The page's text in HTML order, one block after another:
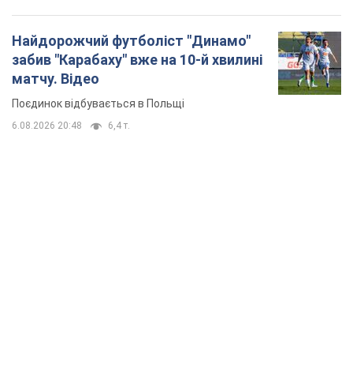
Найдорожчий футболіст "Динамо"
забив "Карабаху" вже на 10-й хвилині
матчу. Відео
Поєдинок відбувається в Польщі
6.08.2026 20:48 6,4 т.